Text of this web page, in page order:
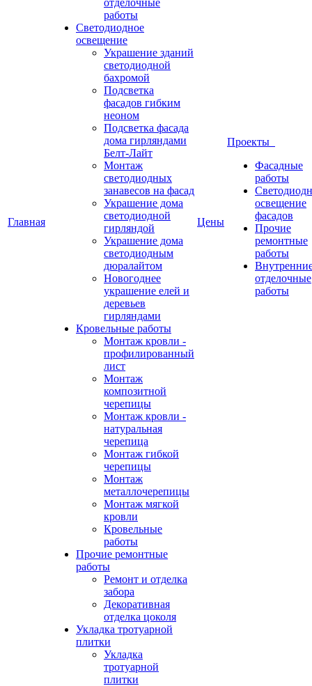
Главная
отделочные
работы
Светодиодное
освещение
Украшение зданий
светодиодной
бахромой
Подсветка
фасадов гибким
неоном
Подсветка фасада
дома гирляндами
Белт-Лайт
Монтаж
светодиодных
занавесов на фасад
Украшение дома
светодиодной
гирляндой
Украшение дома
светодиодным
дюралайтом
Новогоднее
украшение елей и
деревьев
гирляндами
Кровельные работы
Монтаж кровли -
профилированный
лист
Монтаж
композитной
черепицы
Монтаж кровли -
натуральная
черепица
Монтаж гибкой
черепицы
Монтаж
металлочерепицы
Монтаж мягкой
кровли
Кровельные
работы
Прочие ремонтные
работы
Ремонт и отделка
забора
Декоративная
отделка цоколя
Укладка тротуарной
плитки
Укладка
тротуарной
плитки
Цены
Проекты
Фасадные
работы
освещение
фасадов
Прочие
ремонтные
работы
отделочные
работы